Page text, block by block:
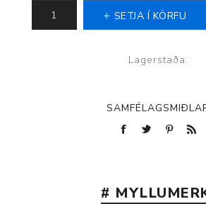
SETJA Í KÖRFU
Lagerstaða:
#